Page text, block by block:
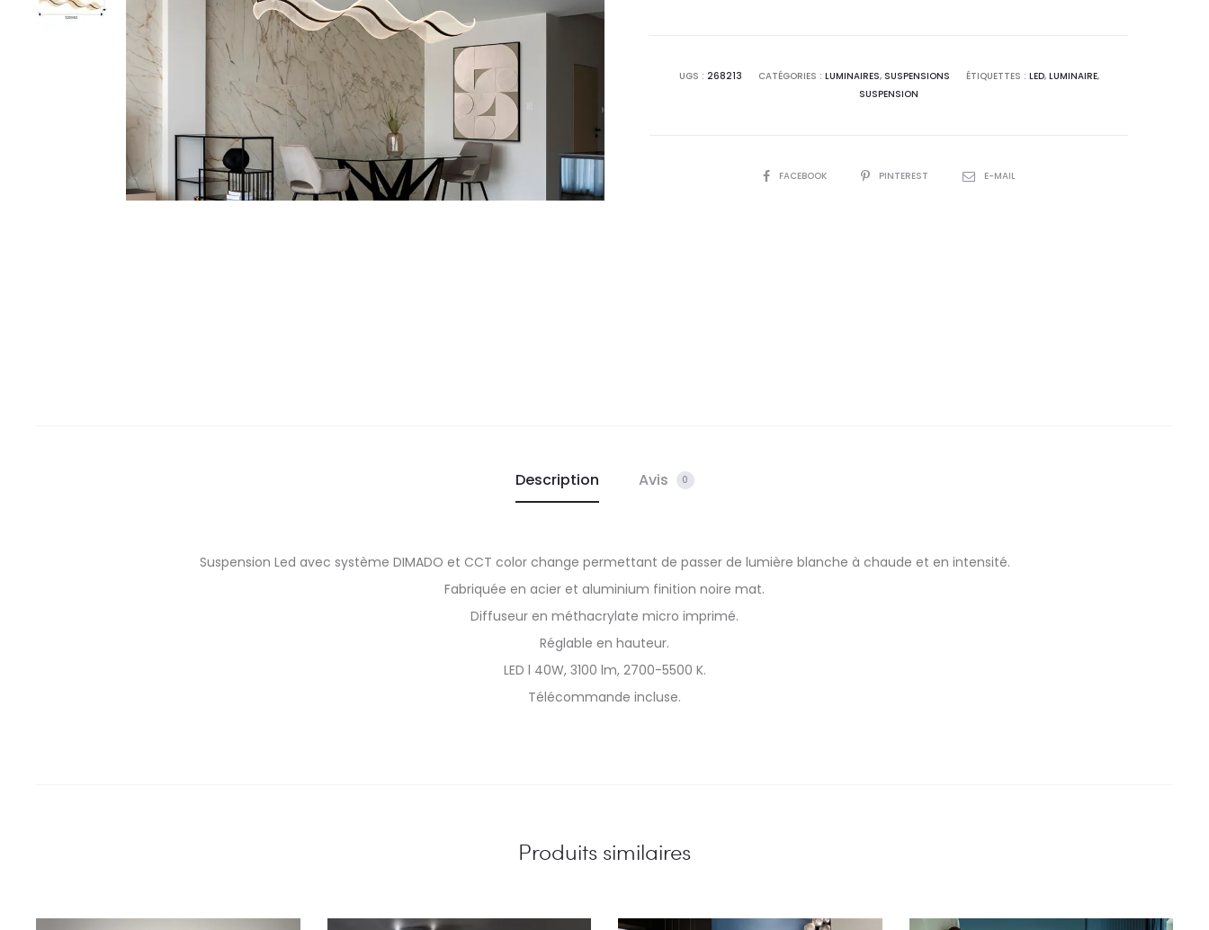
UGS : 268213 CATÉGORIES : LUMINAIRES, SUSPENSIONS ÉTIQUETTES : LED, LUMINAIRE,
SUSPENSION
PARTAGER
FACEBOOK PINTEREST E-MAIL
Description Avis 0
Suspension Led avec système DIMADO et CCT color change permettant de passer de lumière blanche à chaude et en intensité.
Fabriquée en acier et aluminium finition noire mat.
Diffuseur en méthacrylate micro imprimé.
Réglable en hauteur.
LED l 40W, 3100 lm, 2700-5500 K.
Télécommande incluse.
Produits similaires